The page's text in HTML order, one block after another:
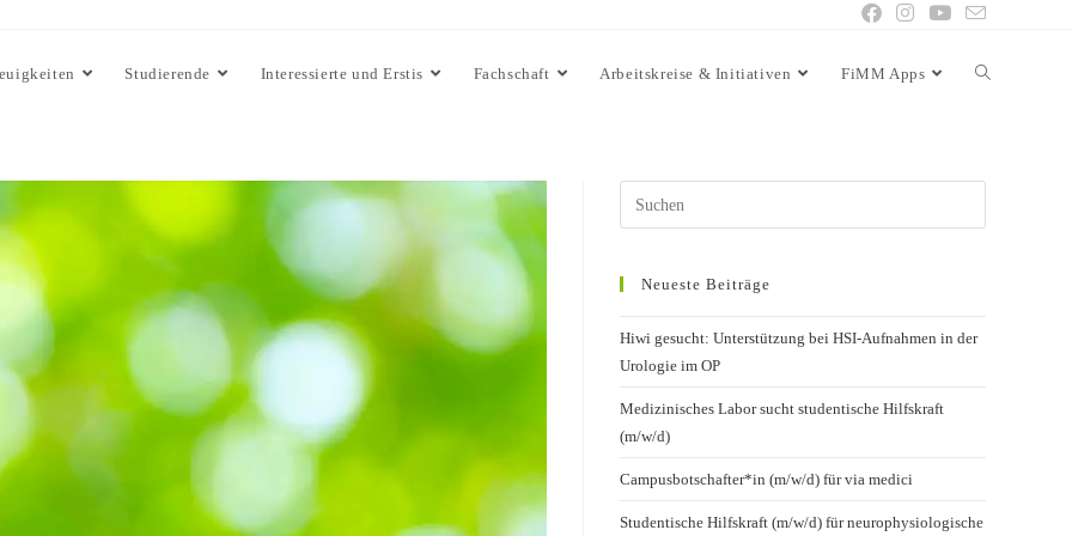
Studierende Interessierte und Erstis Fachschaft Arbeitskreise & Initiativen FiMM Apps
Neueste Beiträge
Hiwi gesucht: Unterstützung bei HSI-Aufnahmen in der
Urologie im OP
Medizinisches Labor sucht studentische Hilfskraft
(m/w/d)
Campusbotschafter*in (m/w/d) für via medici
Studentische Hilfskraft (m/w/d) für neurophysiologische